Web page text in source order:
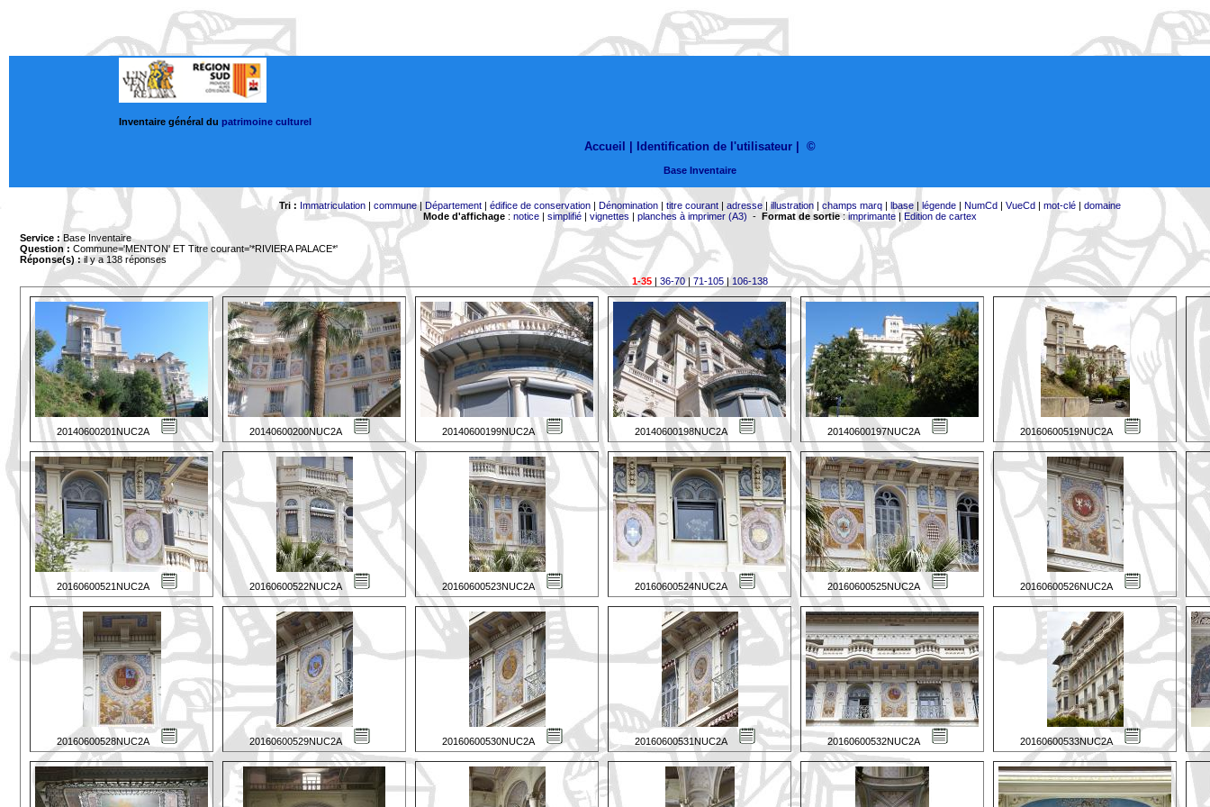
Inventaire général du patrimoine culturel
Accueil | Identification de l'utilisateur ©
Base Inventaire
Tri : Immatriculation| commune| Département| édifice de conservation| Dénomination| titre courant| adresse|illustration| champs marq| lbase| légende| NumCd| VueCd| mot-clé| domaine
Mode d'affichage: notice| simplifié| vignettes | planches à imprimer (A3) - Format de sortie:imprimante| Edition de cartex
Service : Base Inventaire
Question : Commune='MENTON' ET Titre courant='*RIVIERA PALACE*'
Réponse(s) :il y a 138 réponses
1-35| 36-70| 71-105|106-138
20140600201NUC2A 20140600200NUC2A 20140600199NUC2A 20140600198NUC2A 20140600197NUC2A 20160600519NUC2A
20160600521NUC2A 20160600522NUC2A 20160600523NUC2A 20160600524NUC2A 20160600525NUC2A 20160600526NUC2A
20160600528NUC2A 20160600529NUC2A 20160600530NUC2A 20160600531NUC2A 20160600532NUC2A 20160600533NUC2A